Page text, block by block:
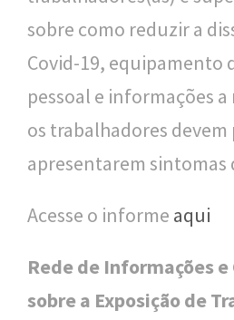
sobre como reduzir a
Covid-19, equipamento
pessoal e informações
os trabalhadores devem
apresentarem sintomas
Acesse o informe aqui
Rede de Informações
sobre a Exposição de